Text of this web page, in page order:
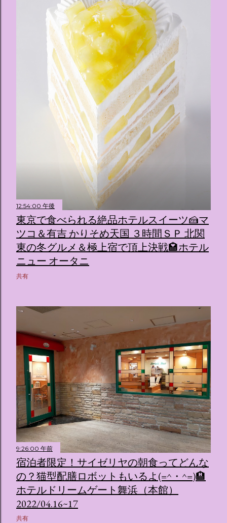
12:54:00 午後
東京で食べられる絶品ホテルスイーツ🍰マ
ツコ＆有吉 かりそめ天国 ３時間ＳＰ 北関
東の冬グルメ＆極上宿で頂上決戦🏩ホテル
ニュー オータニ
共有
9:26:00 午前
宿泊者限定！サイゼリヤの朝食ってどんな
の？猫型配膳ロボットもいるよ(=^・^=)🏨
ホテルドリームゲート舞浜（本館）
2022/04.16~17
共有